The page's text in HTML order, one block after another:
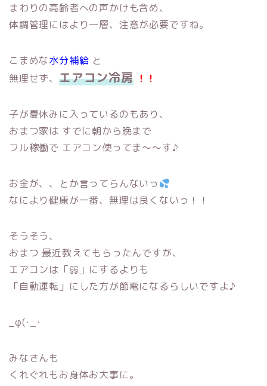
まわりの高齢者への声かけも含め、
体調管理にはより一層、注意が必要ですね。
こまめな水分補給 と
無理せず、 エアコン冷房 ！！
子が夏休みに入っているのもあり、
おまつ家は すでに朝から晩まで
フル稼働で エアコン使ってま〜〜す♪
お金が、、とか言ってらんないっ
なにより健康が一番、無理は良くないっ！！
そうそう、
おまつ 最近教えてもらったんですが、
エアコンは「弱」にするよりも
「自動運転」にした方が節電になるらしいですよ♪
_φ(･_･
みなさんも
くれぐれもお身体お大事に。